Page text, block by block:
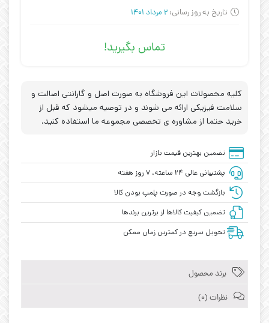
تاریخ به روز رسانی: 2 مرداد 1401
تماس بگیرید!
کلیه محصولات این فروشگاه به صورت اصل و گارانتی اصالت و
سلامت فیزیکی ارائه می شوند و در توصیه میشود که قبل از
خرید حتما از مشاوره ی تخصصی مجموعه ما استفاده کنید.
تضمین بهترین قیمت بازار
پشتیبانی عالی ۲۴ ساعته، ۷ روز هفته
بازگشت وجه در صورت پلمپ بودن کالا
تضمین کیفیت کالاها از برترین برندها
تحویل سریع در کمترین زمان ممکن
برند محصول
نظرات (0)